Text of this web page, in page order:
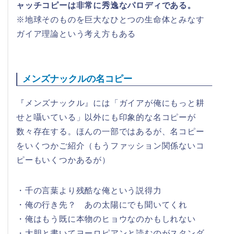
ャッチコピーは非常に秀逸なパロディである。
※地球そのものを巨大なひとつの生命体とみなす
ガイア理論という考え方もある
メンズナックルの名コピー
『メンズナックル』には「ガイアが俺にもっと耕
せと囁いている」以外にも印象的な名コピーが
数々存在する。ほんの一部ではあるが、名コピー
をいくつかご紹介（もうファッション関係ないコ
ピーもいくつかあるが）
・千の言葉より残酷な俺という説得力
・俺の行き先？ あの太陽にでも聞いてくれ
・俺はもう既に本物のヒョウなのかもしれない